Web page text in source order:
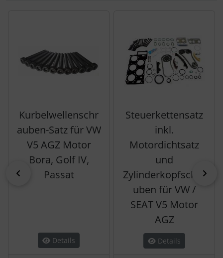
zurück
Kurbelwellenschr
auben-Satz für VW
V5 AGZ Motor
Bora, Golf IV,
Passat
Details
Steuerkettensatz
inkl.
Motordichtsatz
und
Zylinderkopfschra
uben für VW /
SEAT V5 Motor
AGZ
Details